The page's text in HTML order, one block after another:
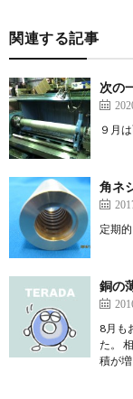
関連する記事
次の
９月
角ネ
定期
銅の
8月も
た。
積が